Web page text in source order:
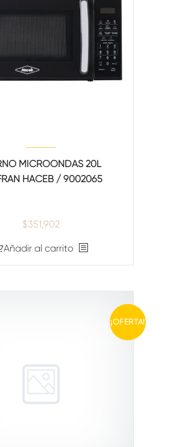
MICROONDAS 20L
HACEB / 9002065
$351,902
Añadir al carrito
¡OFERTA!